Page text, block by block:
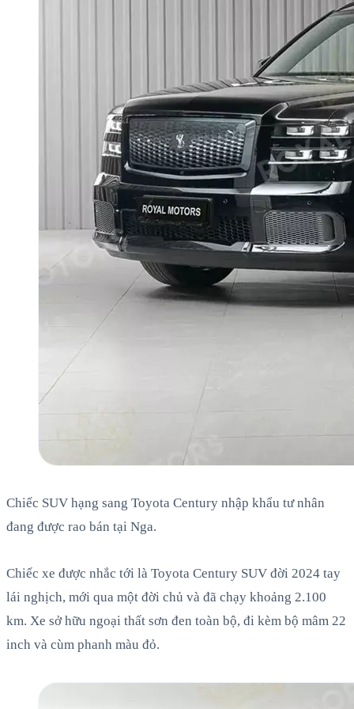
Chiếc SUV hạng sang Toyota Century nhập khẩu tư nhân
đang được rao bán tại Nga.
Chiếc xe được nhắc tới là Toyota Century SUV đời 2024 tay
lái nghịch, mới qua một đời chủ và đã chạy khoảng 2.100
km. Xe sở hữu ngoại thất sơn đen toàn bộ, đi kèm bộ mâm 22
inch và cùm phanh màu đỏ.